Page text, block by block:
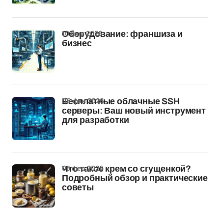
Оборудование: франшиза и
бизнес
10 фев 2026
Бесплатные облачные SSH
серверы: Ваш новый инструмент
для разработки
06 фев 2026
Что такое крем со сгущенкой?
Подробный обзор и практические
советы
05 фев 2026